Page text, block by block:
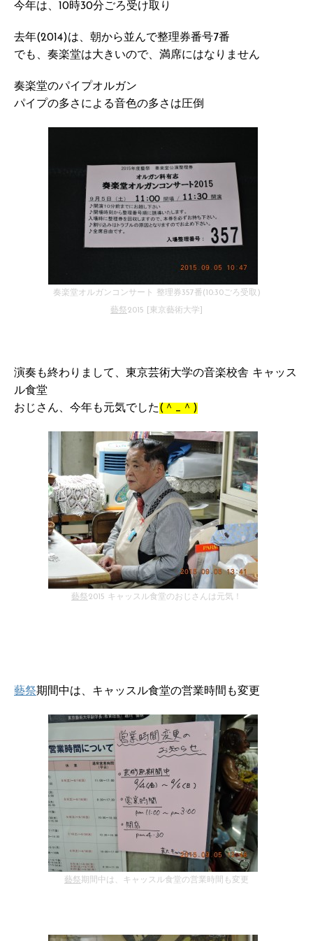
今年は、10時30分ごろ受け取り
去年(2014)は、朝から並んで整理券番号7番
でも、奏楽堂は大きいので、満席にはなりません
奏楽堂のパイプオルガン
パイプの多さによる音色の多さは圧倒
奏楽堂オルガンコンサート 整理券357番(10:30ごろ受取)
藝祭2015 [東京藝術大学]
演奏も終わりまして、東京芸術大学の音楽校舎 キャッス
ル食堂
おじさん、今年も元気でした(＾_＾)
藝祭2015 キャッスル食堂のおじさんは元気！
藝祭期間中は、キャッスル食堂の営業時間も変更
藝祭期間中は、キャッスル食堂の営業時間も変更